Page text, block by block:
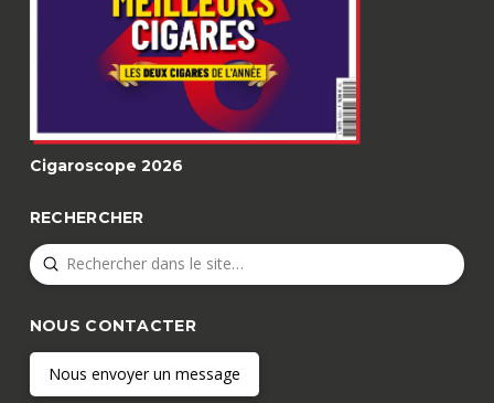
Cigaroscope 2026
RECHERCHER
Search
Submit
NOUS CONTACTER
Nous envoyer un message